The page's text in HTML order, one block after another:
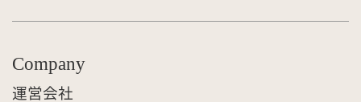
Company
運営会社